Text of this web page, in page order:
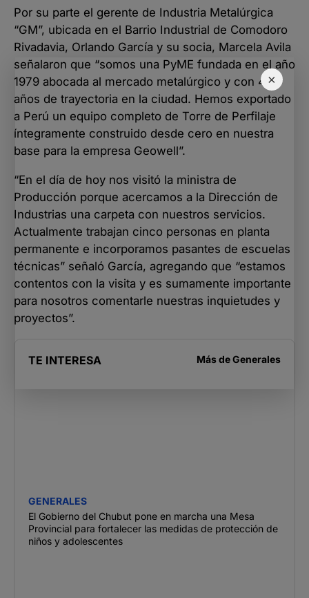
×
Por su parte el gerente de Industria Metalúrgica
“GM”, ubicada en el Barrio Industrial de Comodoro
Rivadavia, Orlando García y su socia, Marcela Avila
señalaron que “somos una PyME fundada en el año
1979 abocada al mercado metalúrgico y con 46
años de trayectoria en la ciudad. Hemos exportado
a Perú un equipo completo de Torre de Perfilaje
íntegramente construido desde cero en nuestra
base para la empresa Geowell”.
“En el día de hoy nos visitó la ministra de
Producción porque acercamos a la Dirección de
Industrias una carpeta con nuestros servicios.
Actualmente trabajan cinco personas en planta
permanente e incorporamos pasantes de escuelas
técnicas” señaló García, agregando que “estamos
contentos con la visita y es sumamente importante
para nosotros comentarle nuestras inquietudes y
proyectos”.
TE INTERESA Más deGenerales
GENERALES
El Gobierno del Chubut pone en marcha una Mesa
Provincial para fortalecer las medidas de protección de
niños y adolescentes